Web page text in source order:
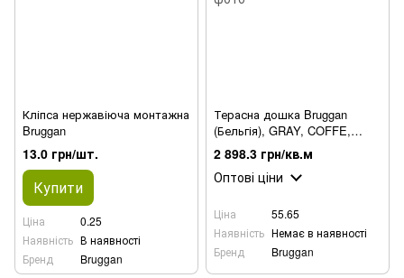
Кліпса нержавіюча монтажна
Bruggan
13.0 грн/шт.
Купити
Ціна
0.25
Наявність В наявності
Бренд
Bruggan
Терасна дошка Bruggan
(Бельгія), GRAY, COFFE,
CEDAR, MOGANO,
2200х125х23 мм
2 898.3 грн/кв.м
Оптові ціни
Ціна
55.65
Наявність Немає в наявності
Бренд
Bruggan